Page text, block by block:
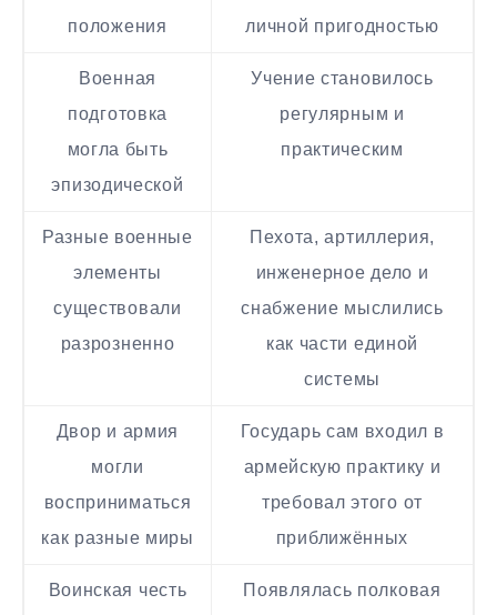
положения
личной пригодностью
Военная
подготовка
могла быть
эпизодической
Учение становилось
регулярным и
практическим
Разные военные
элементы
существовали
разрозненно
Пехота, артиллерия,
инженерное дело и
снабжение мыслились
как части единой
системы
Двор и армия
могли
восприниматься
как разные миры
Государь сам входил в
армейскую практику и
требовал этого от
приближённых
Воинская честь
Появлялась полковая